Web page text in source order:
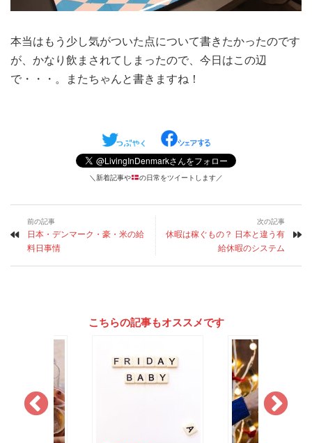
本当はもう少し気がついた点について書きたかったのです
が、かなり飲まされてしまったので、今日はこの辺
で・・・。またちゃんと書きますね！
＼新着記事や の日常をツイートします／
前の記事
日本・デンマーク・豪・米の給
料日事情
次の記事
休暇は稼ぐもの？ 日本と違う有
給休暇のシステム
こちらの記事もオススメです